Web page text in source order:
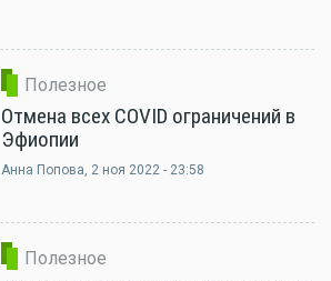
Полезное
Отмена всех COVID ограничений в
Эфиопии
Анна Попова, 2 ноя 2022 - 23:58
Полезное